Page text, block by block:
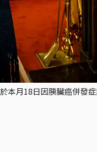
月18日因胰臟癌併發